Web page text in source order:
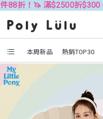
$2500折$300 (可累折）
本周新品 熱銷TOP30